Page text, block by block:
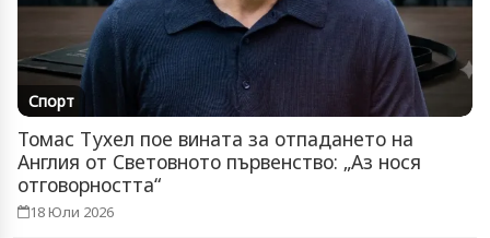
Спорт
Томас Тухел пое вината за отпадането на
Англия от Световното първенство: „Аз нося
отговорността“
18 Юли 2026